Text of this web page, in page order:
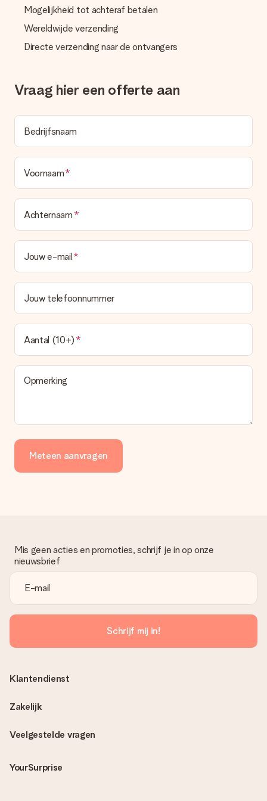
Wordt de factuur met de bestelling meegestuurd?
Er wordt geen factuur meegestuurd bij je bestelling. Je
ontvangt deze bij de bevestiging van de verzending en je kunt
deze ook altijd terugvinden in jouw MySurprise. Je kunt dus
Mogelijkheid tot achteraf betalen
Wereldwijde verzending
Directe verzending naar de ontvangers
Vraag hier een offerte aan
Bedrijfsnaam
Voornaam
Achternaam
Jouw e-mail
Jouw telefoonnummer
Aantal (10+)
Opmerking
Meteen aanvragen
Mis geen acties en promoties, schrijf je in op onze
nieuwsbrief
Schrijf mij in!
Veelgestelde vragen
YourSurprise
Klantendienst
Zakelijk